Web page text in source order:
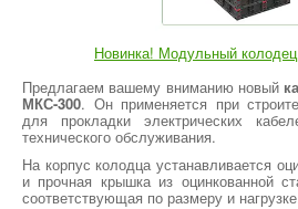
Новинка! Модульный
Предлагаем вашему вниманию новый
МКС-300. Он применяется при
для прокладки электрических
технического обслуживания.
На корпус колодца устанавливается
и прочная крышка из оцинкованной
соответствующая по размеру и